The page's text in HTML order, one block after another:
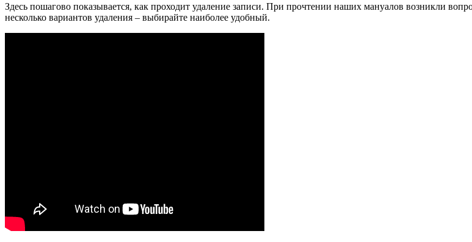
Здесь пошагово показывается, как проходит удаление записи. При прочтении наших мануалов возникли
несколько вариантов удаления – выбирайте наиболее удобный.